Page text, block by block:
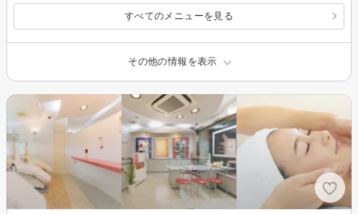
すべてのメニューを見る
その他の情報を表示